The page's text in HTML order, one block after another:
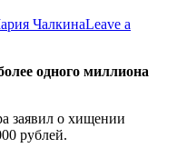
ЧалкинаLeave a
одного миллиона
заявил о хищении
рублей.